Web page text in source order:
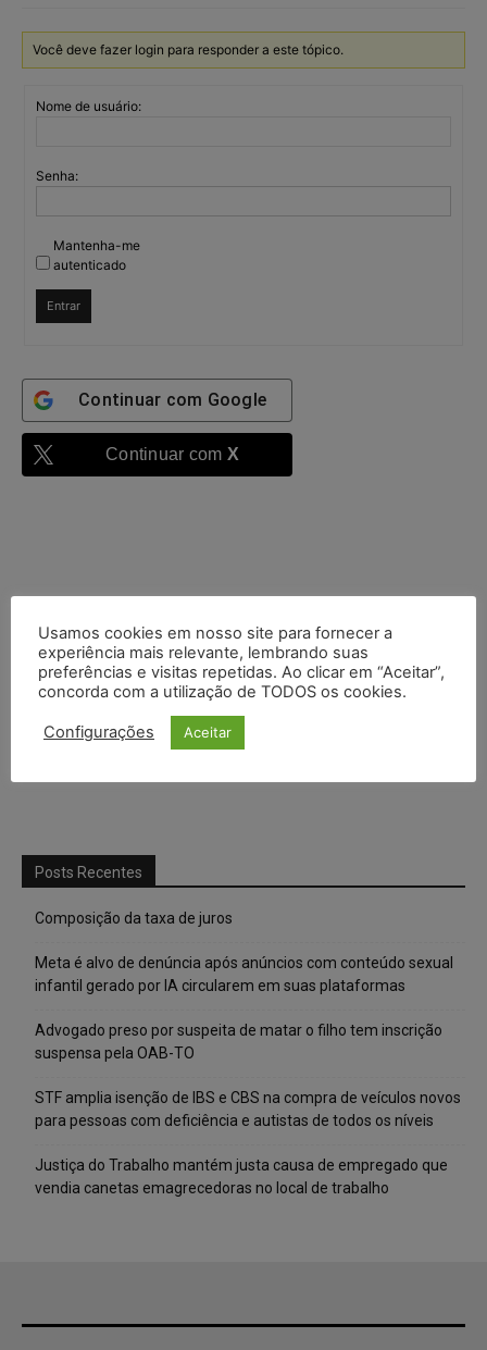
Você deve fazer login para responder a este tópico.
Nome de usuário:
Senha:
Mantenha-me
autenticado
Entrar
Continuar com Google
Continuar com X
Posts Recentes
Composição da taxa de juros
Meta é alvo de denúncia após anúncios com conteúdo sexual
infantil gerado por IA circularem em suas plataformas
Advogado preso por suspeita de matar o filho tem inscrição
suspensa pela OAB-TO
STF amplia isenção de IBS e CBS na compra de veículos novos
para pessoas com deficiência e autistas de todos os níveis
Justiça do Trabalho mantém justa causa de empregado que
vendia canetas emagrecedoras no local de trabalho
Usamos cookies em nosso site para fornecer a
experiência mais relevante, lembrando suas
preferências e visitas repetidas. Ao clicar em “Aceitar”,
concorda com a utilização de TODOS os cookies.
Configurações Aceitar